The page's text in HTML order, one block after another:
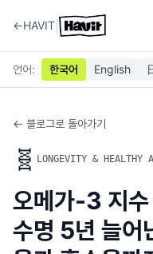
←HAVIT
언어: 한국어 English
← 블로그로 돌아가기
🧬 LONGEVITY & HEALTHY
오메가-3 지수
수명 5년 늘어